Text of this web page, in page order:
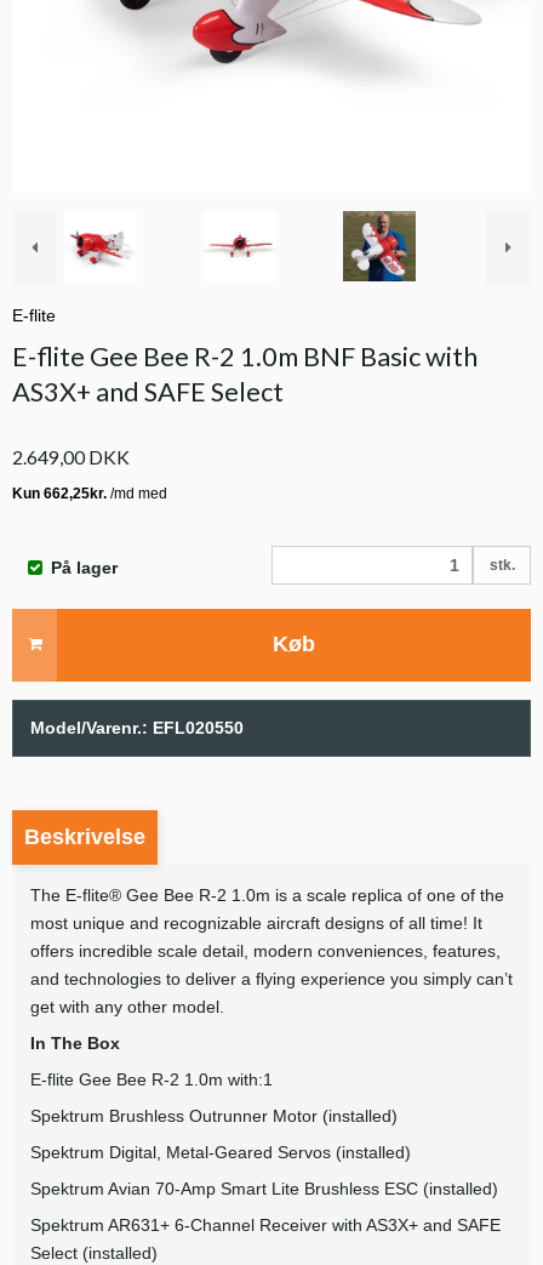
E-flite
E-flite Gee Bee R-2 1.0m BNF Basic with
AS3X+ and SAFE Select
2.649,00 DKK
På lager stk.
Køb
Model/Varenr.: EFL020550
Beskrivelse
The E-flite® Gee Bee R-2 1.0m is a scale replica of one of the
most unique and recognizable aircraft designs of all time! It
offers incredible scale detail, modern conveniences, features,
and technologies to deliver a flying experience you simply can’t
get with any other model.
In The Box
E-flite Gee Bee R-2 1.0m with:1
Spektrum Brushless Outrunner Motor (installed)
Spektrum Digital, Metal-Geared Servos (installed)
Spektrum Avian 70-Amp Smart Lite Brushless ESC (installed)
Spektrum AR631+ 6-Channel Receiver with AS3X+ and SAFE
Select (installed)